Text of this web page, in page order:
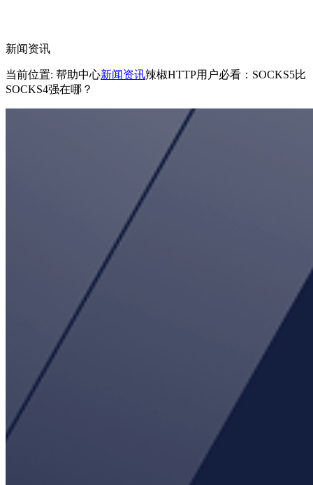
新闻资讯
当前位置: 帮助中心新闻资讯辣椒HTTP用户必看：SOCKS5比
SOCKS4强在哪？